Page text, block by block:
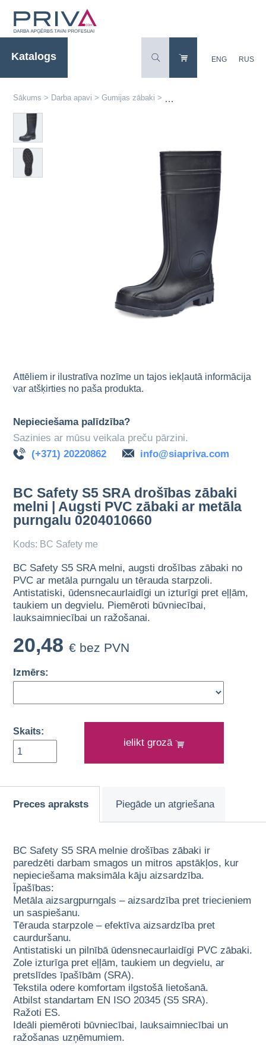
Katalogs ENG RUS
Sākums > Darba apavi > Gumijas zābaki >
Attēliem ir ilustratīva nozīme un tajos iekļautā informācija
var atšķirties no paša produkta.
Nepieciešama palīdzība?
Sazinies ar mūsu veikala preču pārzini.
(+371) 20220862
info@siapriva.com
BC Safety S5 SRA drošības zābaki
melni | Augsti PVC zābaki ar metāla
purngalu 0204010660
Kods: BC Safety me
BC Safety S5 SRA melni, augsti drošības zābaki no
PVC ar metāla purngalu un tērauda starpzoli.
Antistatiski, ūdensnecaurlaidīgi un izturīgi pret eļļām,
taukiem un degvielu. Piemēroti būvniecībai,
lauksaimniecībai un ražošanai.
20,48 € bez PVN
Izmērs:
Skaits:
ielikt grozā
Preces apraksts Piegāde un atgriešana
BC Safety S5 SRA melnie drošības zābaki ir
paredzēti darbam smagos un mitros apstākļos, kur
nepieciešama maksimāla kāju aizsardzība.
Īpašības:
Metāla aizsargpurngals – aizsardzība pret triecieniem
un saspiešanu.
Tērauda starpzole – efektīva aizsardzība pret
caurduršanu.
Antistatiski un pilnībā ūdensnecaurlaidīgi PVC zābaki.
Zole izturīga pret eļļām, taukiem un degvielu, ar
pretslīdes īpašībām (SRA).
Tekstila odere komfortam ilgstošā lietošanā.
Atbilst standartam EN ISO 20345 (S5 SRA).
Ražoti ES.
Ideāli piemēroti būvniecībai, lauksaimniecībai un
ražošanas uzņēmumiem.